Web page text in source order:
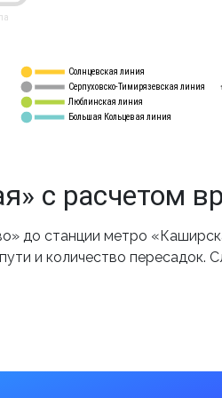
Солнцевская линия
Серпуховско-Тимирязевская линия
Люблинская линия
Большая Кольцевая линия
с расчетом
до станции метро
и количество пересадок.